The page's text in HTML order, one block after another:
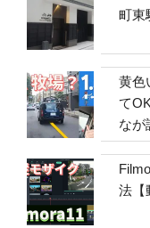
町東
黄色
て
なが
法【